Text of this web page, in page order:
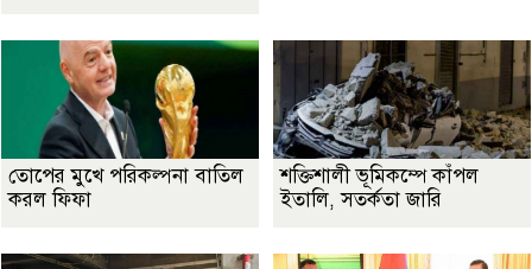
তোপের মুখে পরিকল্পনা বাতিল
করল ফিফা
শক্তিশালী ভূমিকম্পে কাঁপল
ইতালি, সতর্কতা জারি